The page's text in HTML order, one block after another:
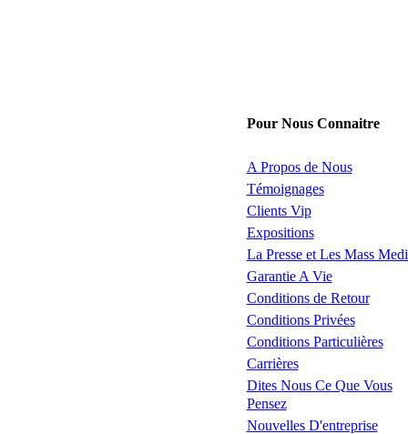
Pour Nous Connaitre
A Propos de Nous
Témoignages
Clients Vip
Expositions
La Presse et Les Mass
Garantie A Vie
Conditions de Retour
Conditions Privées
Conditions Particulières
Carrières
Dites Nous Ce Que Vous
Pensez
Nouvelles D'entreprise